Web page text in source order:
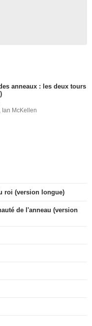
anneaux : les deux tours
Ian McKellen
roi (version longue)
de l'anneau (version